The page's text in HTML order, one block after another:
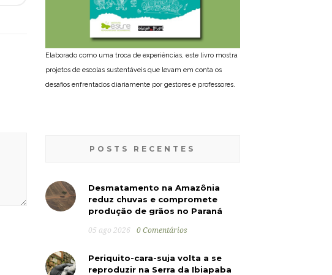
Elaborado como uma troca de experiências, este livro mostra
projetos de escolas sustentáveis que levam em conta os
desafios enfrentados diariamente por gestores e professores.
POSTS RECENTES
Desmatamento na Amazônia
reduz chuvas e compromete
produção de grãos no Paraná
05 ago 2026 0 Comentários
Periquito-cara-suja volta a se
reproduzir na Serra da Ibiapaba